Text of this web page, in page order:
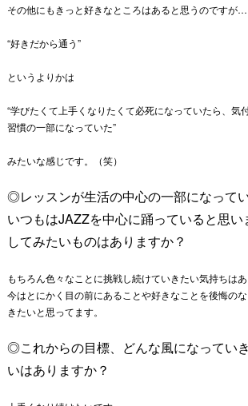
その他にもきっと好きなところはあると思うのですが…
“好きだから通う”
というよりかは
“学びたくて上手くなりたくて必死になっていたら、 気
習慣の一部になっていた”
みたいな感じです。（笑）
◎レッスンが生活の中心の一部になってい
いつもはJAZZを中心に踊っていると思い
してみたいものはありますか？
もちろん色々なことに挑戦し続けていきたい気持ちは
今はとにかく目の前にあることや好きなことを後悔の
きたいと思ってます。
◎これからの目標、どんな風になってい
いはありますか？